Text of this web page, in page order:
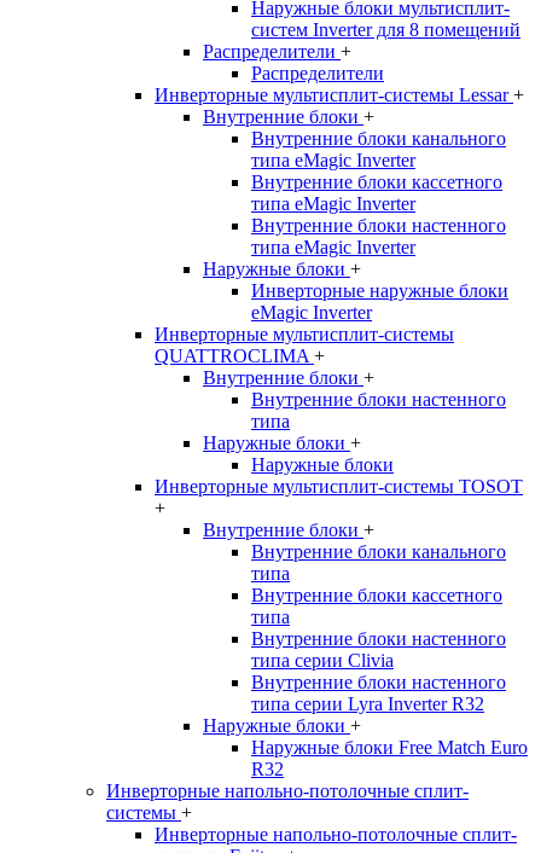
Наружные блоки мультисплит-
систем Inverter для 8 помещений
Распределители +
Распределители
Инверторные мультисплит-системы Lessar+
Внутренние блоки +
Внутренние блоки канального
типа eMagic Inverter
Внутренние блоки кассетного
типа eMagic Inverter
Внутренние блоки настенного
типа eMagic Inverter
Наружные блоки +
Инверторные наружные блоки
eMagic Inverter
Инверторные мультисплит-системы
QUATTROCLIMA +
Внутренние блоки +
Внутренние блоки настенного
типа
Наружные блоки +
Наружные блоки
Инверторные мультисплит-системы TOSOT
+
Внутренние блоки +
Внутренние блоки канального
типа
Внутренние блоки кассетного
типа
Внутренние блоки настенного
типа серии Clivia
Внутренние блоки настенного
типа серии Lyra Inverter R32
Наружные блоки +
Наружные блоки Free Match Euro
R32
Инверторные напольно-потолочные сплит-
системы +
Инверторные напольно-потолочные сплит-